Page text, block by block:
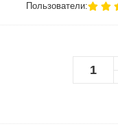
Пользователи: